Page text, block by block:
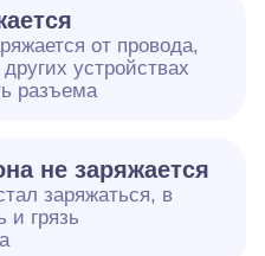
от провода,
устройствах
разъема
не заряжается
заряжаться, в
и грязь